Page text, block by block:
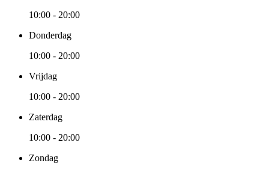
10:00 - 20:00
Donderdag
10:00 - 20:00
Vrijdag
10:00 - 20:00
Zaterdag
10:00 - 20:00
Zondag